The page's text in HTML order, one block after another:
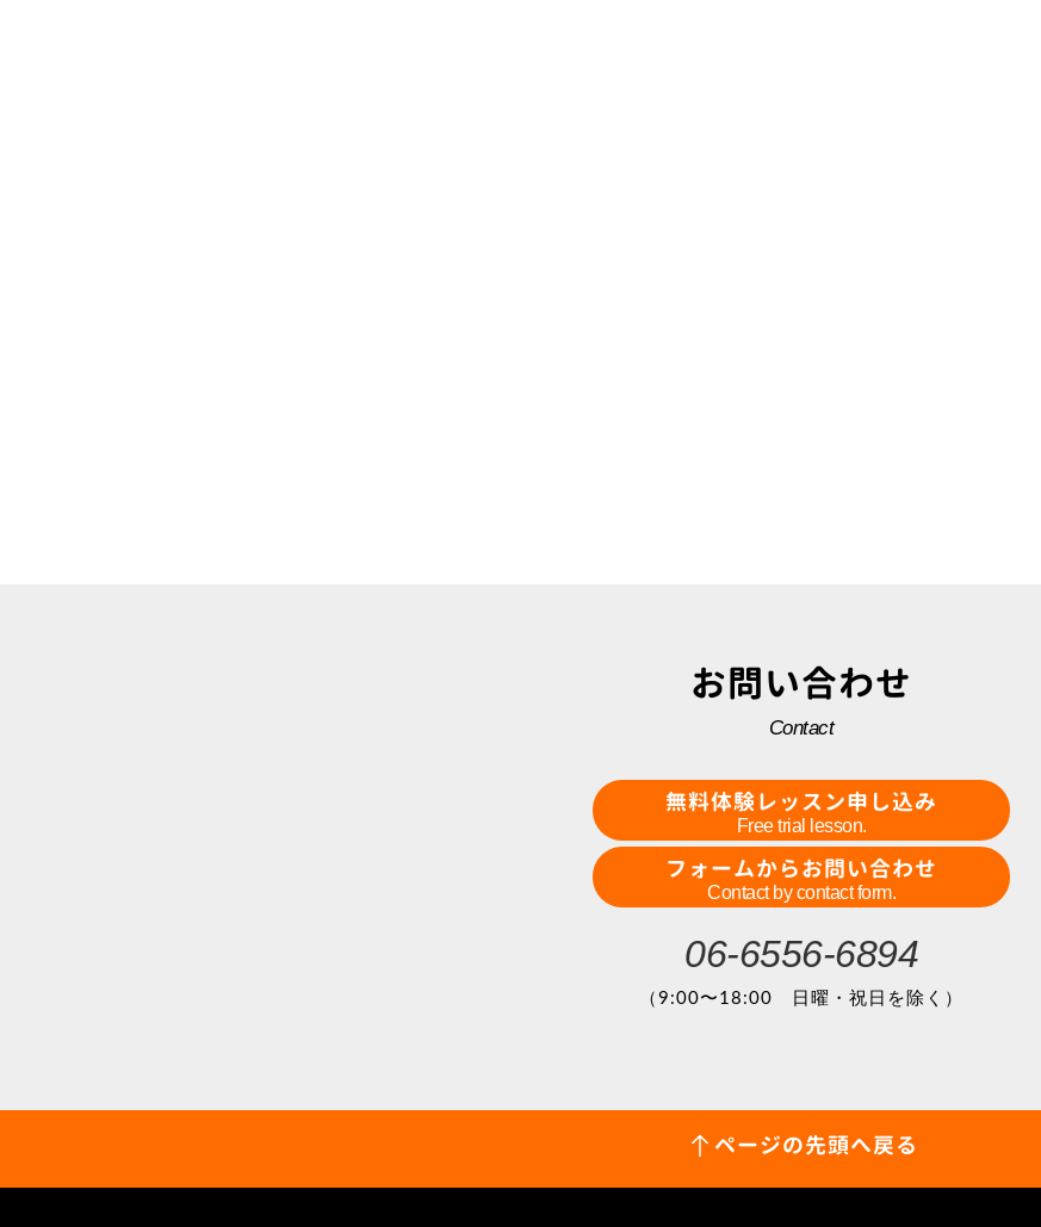
お問い合わせ
Contact
無料体験レッスン申し込み
Free trial lesson.
フォームからお問い合わせ
Contact by contact form.
06-6556-6894
（9:00〜18:00 日曜・祝日を除く）
ページの先頭へ戻る